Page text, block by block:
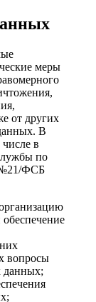
меры
от других
В
числе в
по
№21/ФСБ
вопросы
данных;